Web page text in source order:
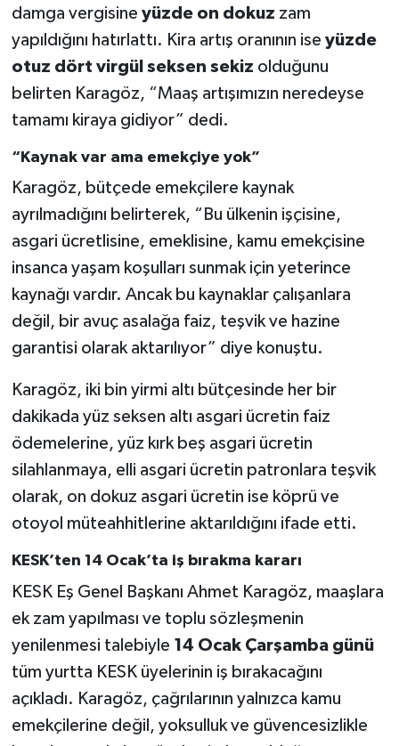
damga vergisine yüzde on dokuz zam
yapıldığını hatırlattı. Kira artış oranının ise yüzde
otuz dört virgül seksen sekiz olduğunu
belirten Karagöz, “Maaş artışımızın neredeyse
tamamı kiraya gidiyor” dedi.
“Kaynak var ama emekçiye yok”
Karagöz, bütçede emekçilere kaynak
ayrılmadığını belirterek, “Bu ülkenin işçisine,
asgari ücretlisine, emeklisine, kamu emekçisine
insanca yaşam koşulları sunmak için yeterince
kaynağı vardır. Ancak bu kaynaklar çalışanlara
değil, bir avuç asalağa faiz, teşvik ve hazine
garantisi olarak aktarılıyor” diye konuştu.
Karagöz, iki bin yirmi altı bütçesinde her bir
dakikada yüz seksen altı asgari ücretin faiz
ödemelerine, yüz kırk beş asgari ücretin
silahlanmaya, elli asgari ücretin patronlara teşvik
olarak, on dokuz asgari ücretin ise köprü ve
otoyol müteahhitlerine aktarıldığını ifade etti.
KESK’ten 14 Ocak’ta iş bırakma kararı
KESK Eş Genel Başkanı Ahmet Karagöz, maaşlara
ek zam yapılması ve toplu sözleşmenin
yenilenmesi talebiyle 14 Ocak Çarşamba günü
tüm yurtta KESK üyelerinin iş bırakacağını
açıkladı. Karagöz, çağrılarının yalnızca kamu
emekçilerine değil, yoksulluk ve güvencesizlikle